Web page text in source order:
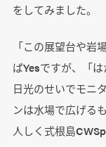
をしてみました。
「この展望台や岩
ばYesですが、「
日光のせいでモニ
ンは水場で広げる
人しく式根島